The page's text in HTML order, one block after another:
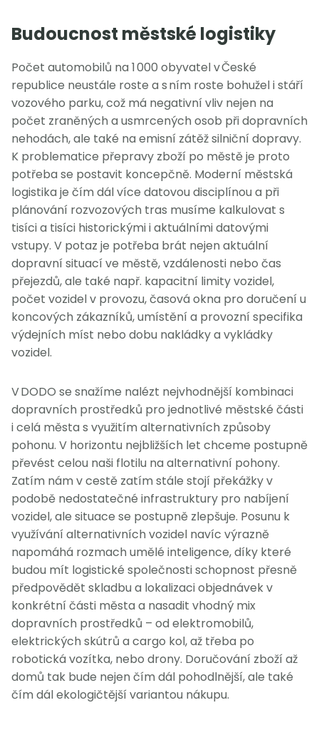
Budoucnost městské logistiky
Počet automobilů na 1 000 obyvatel v České
republice neustále roste a s ním roste bohužel i stáří
vozového parku, což má negativní vliv nejen na
počet zraněných a usmrcených osob při dopravních
nehodách, ale také na emisní zátěž silniční dopravy.
K problematice přepravy zboží po městě je proto
potřeba se postavit koncepčně. Moderní městská
logistika je čím dál více datovou disciplínou a při
plánování rozvozových tras musíme kalkulovat s
tisíci a tisíci historickými i aktuálními datovými
vstupy. V potaz je potřeba brát nejen aktuální
dopravní situací ve městě, vzdálenosti nebo čas
přejezdů, ale také např. kapacitní limity vozidel,
počet vozidel v provozu, časová okna pro doručení u
koncových zákazníků, umístění a provozní specifika
výdejních míst nebo dobu nakládky a vykládky
vozidel.
V DODO se snažíme nalézt nejvhodnější kombinaci
dopravních prostředků pro jednotlivé městské části
i celá města s využitím alternativních způsoby
pohonu. V horizontu nejbližších let chceme postupně
převést celou naši flotilu na alternativní pohony.
Zatím nám v cestě zatím stále stojí překážky v
podobě nedostatečné infrastruktury pro nabíjení
vozidel, ale situace se postupně zlepšuje. Posunu k
využívání alternativních vozidel navíc výrazně
napomáhá rozmach umělé inteligence, díky které
budou mít logistické společnosti schopnost přesně
předpovědět skladbu a lokalizaci objednávek v
konkrétní části města a nasadit vhodný mix
dopravních prostředků – od elektromobilů,
elektrických skútrů a cargo kol, až třeba po
robotická vozítka, nebo drony. Doručování zboží až
domů tak bude nejen čím dál pohodlnější, ale také
čím dál ekologičtější variantou nákupu.